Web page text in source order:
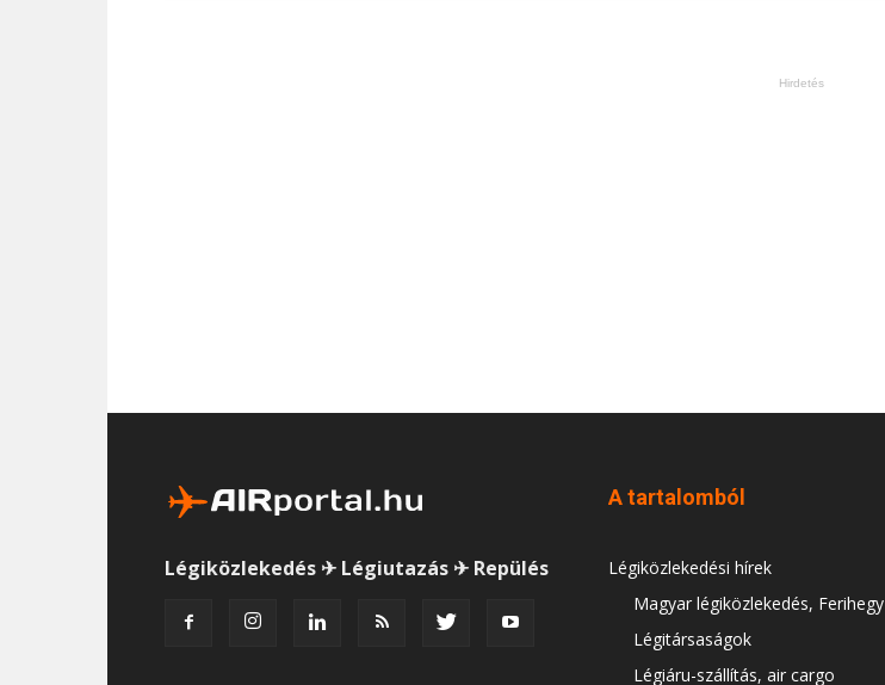
Hirdetés
Légiközlekedés ✈ Légiutazás ✈ Repülés
A tartalomból
Légiközlekedési hírek
Magyar légiközlekedés, Ferihegy
Légitársaságok
Légiáru-szállítás, air cargo